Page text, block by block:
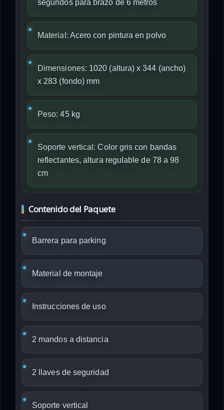
segundos para brazo de 6 metros
Material: Acero con pintura en polvo
Dimensiones: 1020 (altura) x 344 (ancho)
x 283 (fondo) mm
Peso: 45 kg
Soporte vertical: Color gris con bandas
reflectantes, altura regulable de 78 a 98
cm
Contenido del Paquete
Barrera para parking
Material de montaje
Instrucciones de uso
2 mandos a distancia
2 llaves de seguridad
Soporte vertical